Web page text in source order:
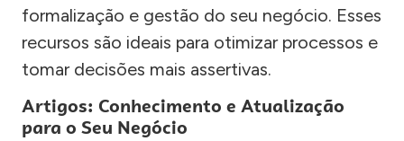
formalização e gestão do seu negócio. Esses
recursos são ideais para otimizar processos e
tomar decisões mais assertivas.
Artigos: Conhecimento e Atualização
para o Seu Negócio